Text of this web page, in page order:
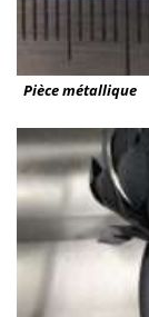
Pièce métallique